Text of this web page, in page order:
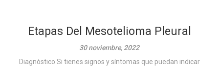
Etapas Del Mesotelioma Pleural
30 noviembre, 2022
Diagnóstico Si tienes signos y síntomas que puedan indicar